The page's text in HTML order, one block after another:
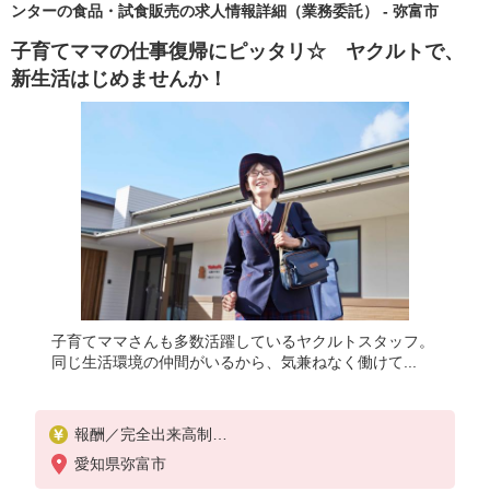
ンターの食品・試食販売の求人情報詳細（業務委託） - 弥富市
子育てママの仕事復帰にピッタリ☆ ヤクルトで、
新生活はじめませんか！
子育てママさんも多数活躍しているヤクルトスタッフ。
同じ生活環境の仲間がいるから、気兼ねなく働けて...
報酬／完全出来高制
◎扶養の範囲内OK、範囲を超えた高収入も応相談
働く時間や環境などお気軽にお問い合わせください
愛知県弥富市